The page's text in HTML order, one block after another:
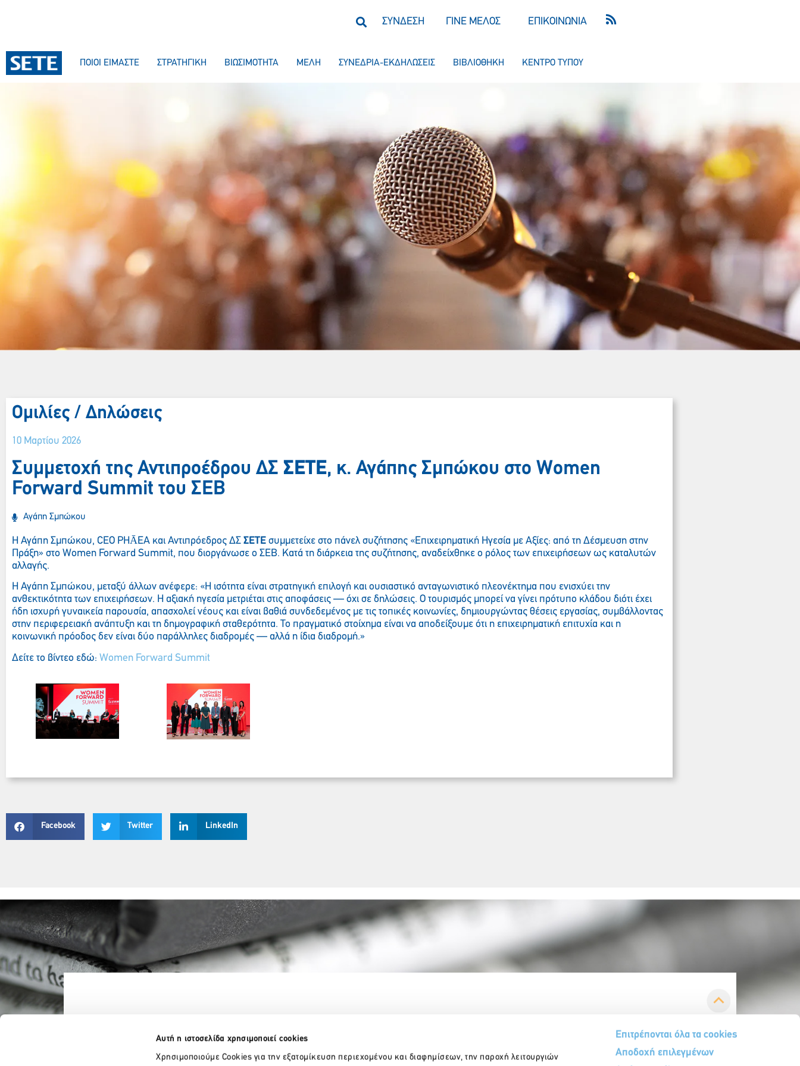
Αυτή η ιστοσελίδα χρησιμοποιεί cookies
Χρησιμοποιούμε Cookies για την εξατομίκευση περιεχομένου και διαφημίσεων, την παροχή λειτουργιών
Επιτρέπονται όλα τα cookies
Αποδοχή επιλεγμένων
ΣΥΝΔΕΣΗ ΓΙΝΕ ΜΕΛΟΣ ΕΠΙΚΟΙΝΩΝΙΑ
ΠΟΙΟΙ ΕΙΜΑΣΤΕ ΣΤΡΑΤΗΓΙΚΗ ΒΙΩΣΙΜΟΤΗΤΑ ΜΕΛΗ ΣΥΝΕΔΡΙΑ-ΕΚΔΗΛΩΣΕΙΣ ΒΙΒΛΙΟΘΗΚΗ ΚΕΝΤΡΟ ΤΥΠΟΥ
Ομιλίες / Δηλώσεις
10 Μαρτίου 2026
Συμμετοχή της Αντιπροέδρου ΔΣ ΣΕΤΕ, κ. Αγάπης Σμπώκου στο Women
Forward Summit του ΣΕΒ
Αγάπη Σμπώκου
Η Αγάπη Σμπώκου, CEO PHĀEA και Αντιπρόεδρος ΔΣ ΣΕΤΕ συμμετείχε στο πάνελ συζήτησης «Επιχειρηματική Ηγεσία με Αξίες: από τη Δέσμευση στην
Πράξη» στο Women Forward Summit, που διοργάνωσε ο ΣΕΒ. Κατά τη διάρκεια της συζήτησης, αναδείχθηκε ο ρόλος των επιχειρήσεων ως καταλυτών
αλλαγής.
Η Αγάπη Σμπώκου, μεταξύ άλλων ανέφερε: «Η ισότητα είναι στρατηγική επιλογή και ουσιαστικό ανταγωνιστικό πλεονέκτημα που ενισχύει την
ανθεκτικότητα των επιχειρήσεων. H αξιακή ηγεσία μετριέται στις αποφάσεις — όχι σε δηλώσεις. Ο τουρισμός μπορεί να γίνει πρότυπο κλάδου διότι έχει
ήδη ισχυρή γυναικεία παρουσία, απασχολεί νέους και είναι βαθιά συνδεδεμένος με τις τοπικές κοινωνίες, δημιουργώντας θέσεις εργασίας, συμβάλλοντας
στην περιφερειακή ανάπτυξη και τη δημογραφική σταθερότητα. Το πραγματικό στοίχημα είναι να αποδείξουμε ότι η επιχειρηματική επιτυχία και η
κοινωνική πρόοδος δεν είναι δύο παράλληλες διαδρομές — αλλά η ίδια διαδρομή.»
Δείτε το βίντεο εδώ: Women Forward Summit
Facebook Twitter LinkedIn